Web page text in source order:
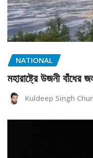
NATIONAL
মহারাষ্ট্রে উজনী বাঁধের
Kuldeep Singh